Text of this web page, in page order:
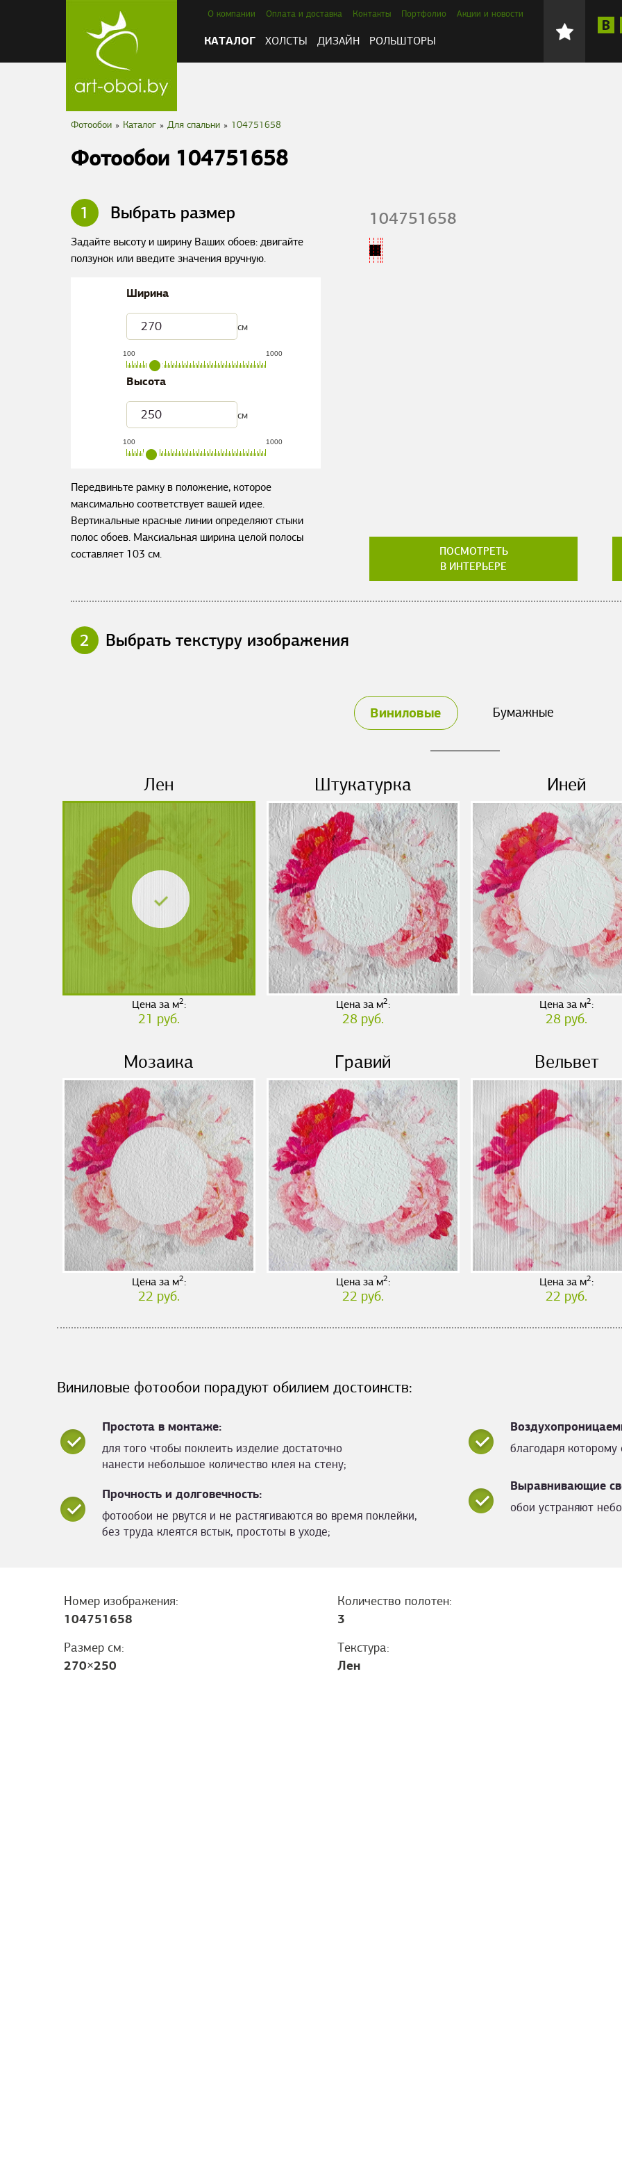
О компании Оплата и доставка Контакты Портфолио Акции и новости
КАТАЛОГ ХОЛСТЫ ДИЗАЙН РОЛЬШТОРЫ
Фотообои » Каталог » Для спальни » 104751658
Фотообои 104751658
1 Выбрать размер
Задайте высоту и ширину Ваших обоев: двигайте
ползунок или введите значения вручную.
Ширина
см
100 1000
Высота
см
100 1000
Передвиньте рамку в положение, которое
максимально соответствует вашей идее.
Вертикальные красные линии определяют стыки
полос обоев. Максиальная ширина целой полосы
составляет 103 см.
104751658
ПОСМОТРЕТЬ
В ИНТЕРЬЕРЕ
2 Выбрать текстуру изображения
Виниловые Бумажные
Лен
Цена за м2:
21 руб.
Штукатурка
Цена за м2:
28 руб.
Иней
Цена за м2:
28 руб.
Мозаика
Цена за м2:
22 руб.
Гравий
Цена за м2:
22 руб.
Вельвет
Цена за м2:
22 руб.
Виниловые фотообои порадуют обилием достоинств:
Простота в монтаже:
для того чтобы поклеить изделие достаточно
нанести небольшое количество клея на стену;
благодаря
Выравнивающие
обои устраняют
Прочность и долговечность:
фотообои не рвутся и не растягиваются во время поклейки,
без труда клеятся встык, простоты в уходе;
Номер изображения:
104751658
Количество полотен:
3
Размер см:
270×250
Текстура:
Лен